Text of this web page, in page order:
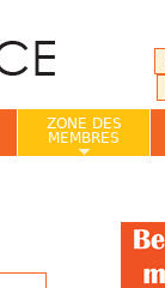
ZONE DES
MEMBRES